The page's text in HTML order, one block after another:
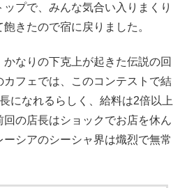
プで、みんな気合い入りまくり
きたので宿に戻りました。
なりの下克上が起きた伝説の回
フェでは、このコンテストで結
になれるらしく、給料は2倍以上
の店長はショックでお店を休ん
シアのシーシャ界は熾烈で無常